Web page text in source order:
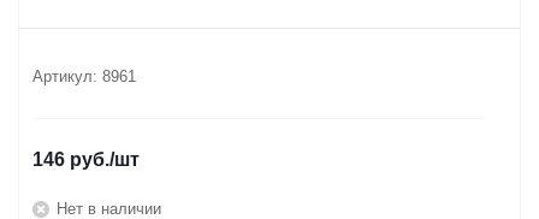
Артикул: 8961
146 руб./шт
Нет в наличии